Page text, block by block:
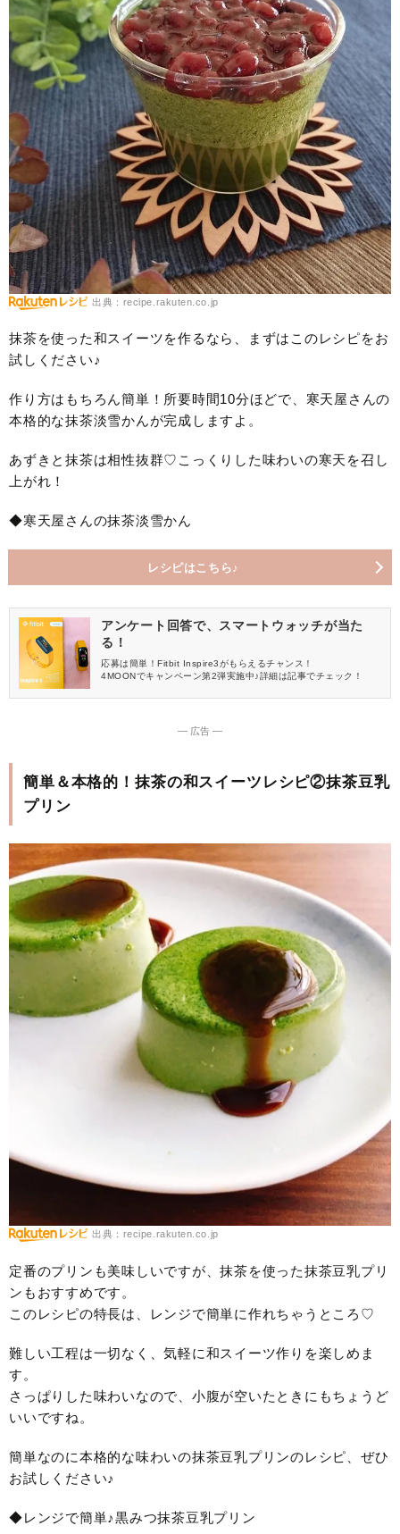
出典：recipe.rakuten.co.jp
抹茶を使った和スイーツを作るなら、まずはこのレシピをお
試しください♪
作り方はもちろん簡単！所要時間10分ほどで、寒天屋さんの
本格的な抹茶淡雪かんが完成しますよ。
あずきと抹茶は相性抜群♡こっくりした味わいの寒天を召し
上がれ！
◆寒天屋さんの抹茶淡雪かん
レシピはこちら♪
アンケート回答で、スマートウォッチが当た
る！
応募は簡単！Fitbit Inspire3がもらえるチャンス！
4MOONでキャンペーン第2弾実施中♪詳細は記事でチェック！
― 広告 ―
簡単＆本格的！抹茶の和スイーツレシピ②抹茶豆乳
プリン
出典：recipe.rakuten.co.jp
定番のプリンも美味しいですが、抹茶を使った抹茶豆乳プリ
ンもおすすめです。
このレシピの特長は、レンジで簡単に作れちゃうところ♡
難しい工程は一切なく、気軽に和スイーツ作りを楽しめま
す。
さっぱりした味わいなので、小腹が空いたときにもちょうど
いいですね。
簡単なのに本格的な味わいの抹茶豆乳プリンのレシピ、ぜひ
お試しください♪
◆レンジで簡単♪黒みつ抹茶豆乳プリン